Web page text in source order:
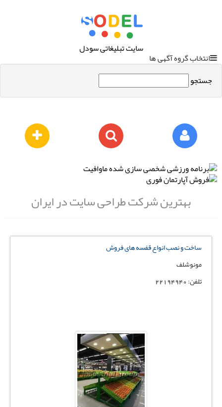
سایت تبلیغاتی سودل
انتخاب گروه آگهی ها
جستجو
بهترین شرکت طراحی سایت در ایران
ساخت و نصب انواع قفسه های فروش
مونوشلف
تلفن: 22194940